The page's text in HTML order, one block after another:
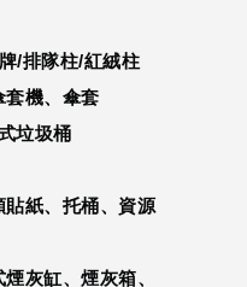
/排隊柱/紅絨柱
套機、傘套
垃圾桶
紙、托桶、資源
灰缸、煙灰箱、